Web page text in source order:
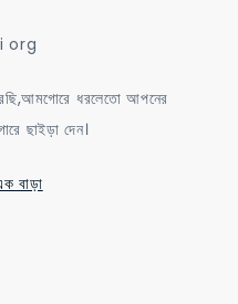
org
ধরলেতো আপনের
ছাইড়া দেন।
বাড়া